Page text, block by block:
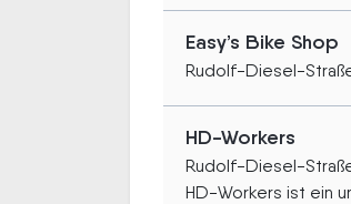
Easy’s Bike Shop
Rudolf-Diesel-
HD-Workers
Rudolf-Diesel-
HD-Workers ist ein